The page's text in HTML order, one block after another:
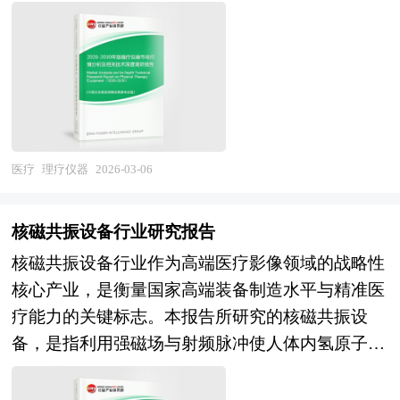
术企业等各类可行性报告。 《2026-2030年版医疗
机构项目可行性研究报告》由中研普华咨询公司领
衔撰写，依托中研普华庞大的细分市场数据库，在
大量周密的市场调研基础上，主要依据了国家统计
局、国家商务部、国家海关总署、医疗机构相关行
业协会、中国行业研究网的基础信息，对我国医疗
机构行业的供给与需求状况、市场格局与分布等多
项目投资可行性和未来发展前景进行了研判。通过
对项目的市场需求、资源供应、建设规模、工艺路
线、设备选型、环境影响、资金筹措、盈利能力等
方面的研究调查，在行业专家研究经验的基础上对
项目经济效益及社会效益进行科学预测，从而为客
及项目建设进程等咨询意见。
在创新驱动层面，源于临床经验的创新中药研发将
与真实世界研究结合，中药活性成分发现和新靶点
验证将借助现代生物技术突破，中药复方制剂的质
控标准将从指标成分向指纹图谱、生物效价拓展，
中医药理论的科学内涵阐释将取得重要进展。在价
值拓展层面，治未病理念将驱动中药健康产品和大
释放中药优势病种的治疗价值，中医药国际标准的
制定和推广将助力海外市场突破，中医药与旅游、
文化产业的融合将创造新的消费场景。 本研究咨
询报告由中研普华咨询公司领衔撰写，在大量周密
的市场调研基础上，主要依据了国家统计局、国家
发展研究中心、国家海关总署、全国商业信息中
的分析，是企业进行市场研究工作时不可或缺的重
要参考资料，同时也可作为金融机构进行信贷分
析、证券分析、投资分析等研究工作时的参考依
展和中老年认知保护均具重要意义。 在“健康中国
2030”战略推动下，功能性食品产业加速发展，保
健油作为国内自主研发的健康调和油代表，填补了
市场在明确标注脂肪酸成分与含量产品上的空白，
拥有7项国家发明专利，体现了从“模糊营养”向“精
准营养”转型的技术突破。 随着AI与大数据在营养
学中的应用，个性化膳食方案逐渐普及，保健油因
模型的理想载体。未来，随着消费者对食品健康属
性的认知深化，保健油将不仅局限于家庭烹饪，更
可能融入临床营养支持、慢病管理及母婴健康等专
业领域，推动食用油从“调味品”向“健康基础设
施”升级，真正实现“一口油，养全身”的现代营养
撰写，在大量周密的市场调研基础上，主要依据了
击波治疗设备及康复机器人等多元品类。作为现代
医学与传统康复理念融合的重要载体，理疗仪器广
泛应用于骨科康复、神经康复、运动损伤、慢性疼
痛管理、产后康复、老年康养等临床和消费场景，
是分级诊疗体系下基层医疗机构能力建设、三级医
院康复科室发展及居家健康消费的重要支撑。从产
与消费健康产品的市场拓展空间，其技术演进与临
融合，代表着医疗健康产业从疾病治疗向健康维
护、从医院中心向居家场景延伸的重要方向。 当
前，我国理疗仪器产业正处于临床需求释放与消费
场景拓展的双重机遇期，国产替代与技术创新同步
加速。在医疗市场层面，随着康复医学独立成科、
医疗 理疗仪器 2026-03-06
核磁共振设备行业研究报告
核磁共振设备行业作为高端医疗影像领域的战略性
核心产业，是衡量国家高端装备制造水平与精准医
疗能力的关键标志。本报告所研究的核磁共振设
备，是指利用强磁场与射频脉冲使人体内氢原子核